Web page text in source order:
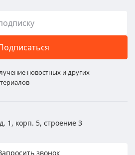
новостных и других
1, корп. 5, строение 3
звонок